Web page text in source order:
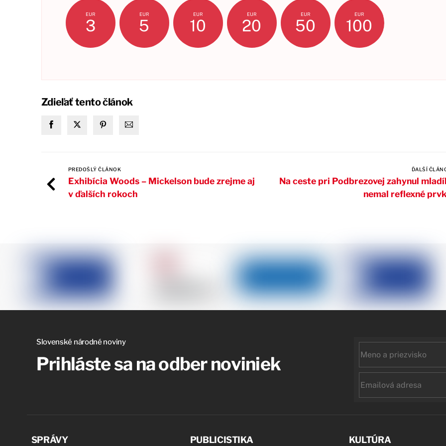
EUR
3
EUR
5
EUR
10
EUR
20
EUR
50
EUR
100
Zdieľať tento článok
PREDOŠLÝ ČLÁNOK
Exhibícia Woods – Mickelson bude zrejme aj
v ďalších rokoch
ĎALŠÍ
Na ceste pri Podbrezovej zahynul
nemal reflexné
Slovenské národné noviny
Prihláste sa na odber noviniek
name
SPRÁVY PUBLICISTIKA KULTÚRA